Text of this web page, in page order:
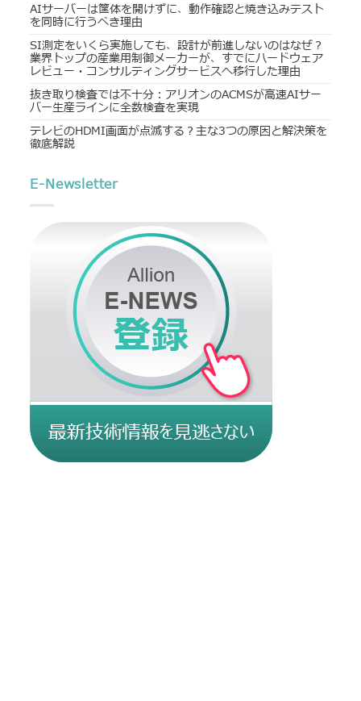
AIサーバーは筐体を開けずに、動作確認と焼き込みテスト
を同時に行うべき理由
SI測定をいくら実施しても、設計が前進しないのはなぜ？
業界トップの産業用制御メーカーが、すでにハードウェア
レビュー・コンサルティングサービスへ移行した理由
抜き取り検査では不十分：アリオンのACMSが高速AIサー
バー生産ラインに全数検査を実現
テレビのHDMI画面が点滅する？主な3つの原因と解決策を
徹底解説
E-Newsletter